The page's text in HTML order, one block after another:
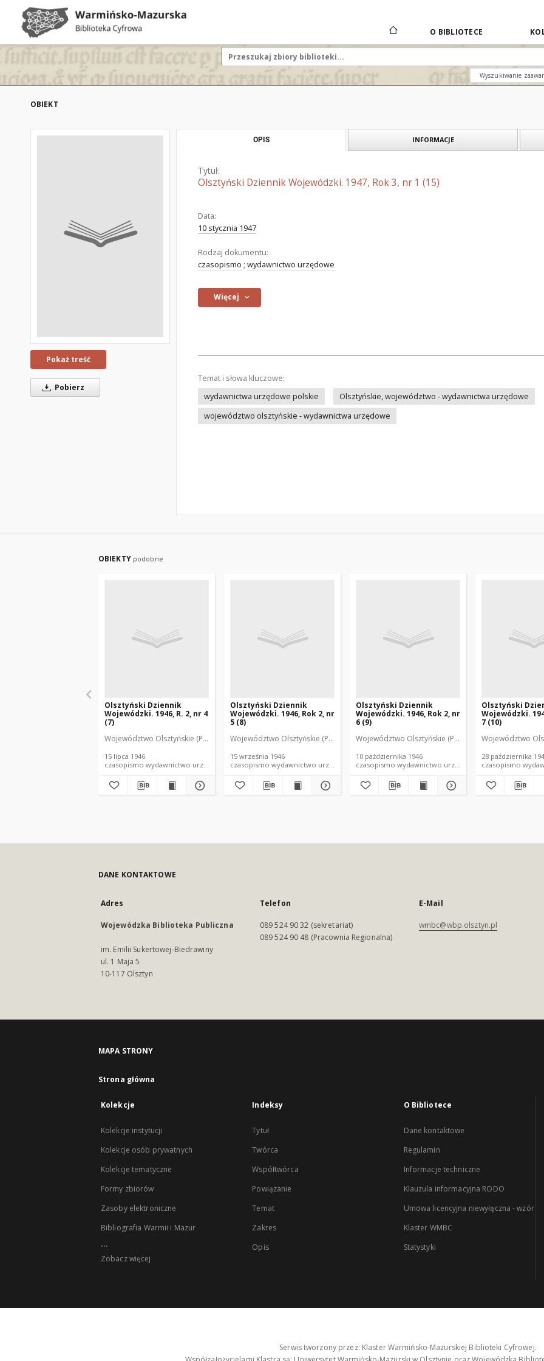
O BIBLIOTECE
Wyszukiwanie
OBIEKT
Pokaż treść
Pobierz
OPIS INFORMACJE
Tytuł:
Olsztyński Dziennik Wojewódzki. 1947, Rok 3, nr 1 (15)
Data:
10 stycznia 1947
Rodzaj dokumentu:
czasopismo ; wydawnictwo urzędowe
Więcej
Temat i słowa kluczowe:
wydawnictwa urzędowe polskie
Olsztyńskie, województwo - wydawnictwa urzędowe
województwo olsztyńskie - wydawnictwa urzędowe
OBIEKTY podobne
Olsztyński Dziennik
Wojewódzki. 1946, R. 2, nr 4
(7)
Województwo Olsztyńskie (Polska). Urząd Wojewódzki. Województwo Olsztyńskie (Polska). Wojewódzka Rada Narodowa.
15 lipca 1946
czasopismo wydawnictwo urzędowe
Olsztyński Dziennik
Wojewódzki. 1946, Rok 2, nr
5 (8)
Województwo Olsztyńskie (Polska). Urząd Wojewódzki. Województwo Olsztyńskie
15 września 1946
czasopismo wydawnictwo urzędowe
Olsztyński Dziennik
Wojewódzki. 1946, Rok 2, nr
6 (9)
Województwo Olsztyńskie (Polska). Urząd Wojewódzki.
10 października 1946
czasopismo wydawnictwo urzędowe
Olsztyński
Wojewódzki.
7 (10)
Województwo
28 października
DANE KONTAKTOWE
Adres
Wojewódzka Biblioteka Publiczna
im. Emilii Sukertowej-Biedrawiny
ul. 1 Maja 5
10-117 Olsztyn
Telefon
089 524 90 32 (sekretariat)
089 524 90 48 (Pracownia Regionalna)
E-Mail
wmbc@wbp.olsztyn.pl
MAPA STRONY
Strona główna
Kolekcje
Kolekcje instytucji
Kolekcje osób prywatnych
Kolekcje tematyczne
Formy zbiorów
Zasoby elektroniczne
Bibliografia Warmii i Mazur
...
Zobacz więcej
Indeksy
Tytuł
Twórca
Współtwórca
Powiązanie
Temat
Zakres
Opis
O Bibliotece
Dane kontaktowe
Regulamin
Informacje techniczne
Klauzula informacyjna RODO
Umowa licencyjna niewyłączna - wzór
Klaster WMBC
Statystyki
Serwis tworzony przez: Klaster Warmińsko-Mazurskiej Biblioteki Cyfrowej.